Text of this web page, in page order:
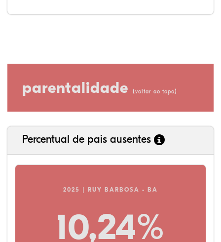
parentalidade (voltar ao topo)
Percentual de pais ausentes
2025 | RUY BARBOSA - BA
10,24%